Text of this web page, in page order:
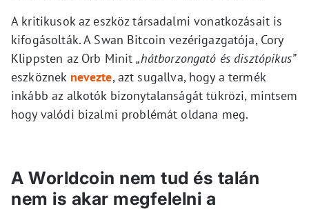
A kritikusok az eszköz társadalmi vonatkozásait is
kifogásolták. A Swan Bitcoin vezérigazgatója, Cory
Klippsten az Orb Minit„hátborzongató és disztópikus”
eszköznek nevezte, azt sugallva, hogy a termék
inkább az alkotók bizonytalanságát tükrözi, mintsem
hogy valódi bizalmi problémát oldana meg.
A Worldcoin nem tud és talán
nem is akar megfelelni a